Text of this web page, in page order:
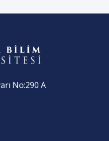
No:290 A